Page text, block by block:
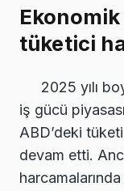
tüketici
2025 yılı
iş gücü
ABD’deki
devam etti.